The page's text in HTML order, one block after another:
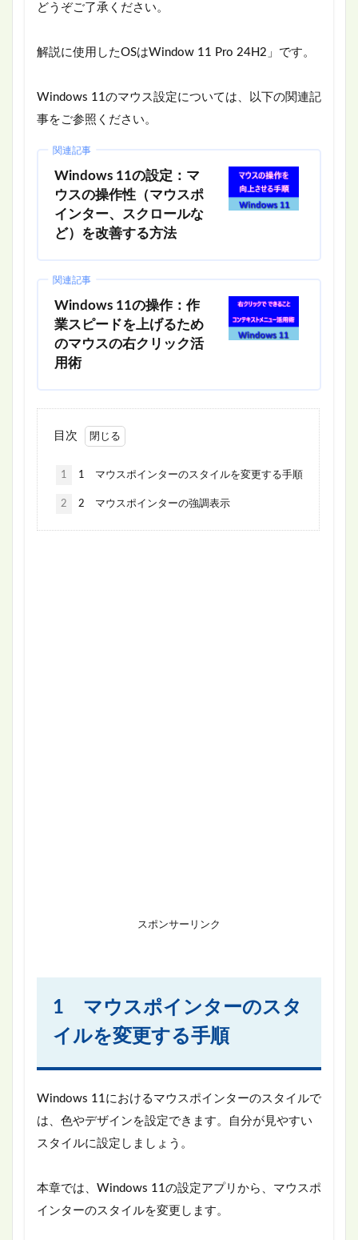
どうぞご了承ください。
解説に使用したOSはWindow 11 Pro 24H2」です。
Windows 11のマウス設定については、以下の関連記
事をご参照ください。
関連記事
Windows 11の設定：マ
ウスの操作性（マウスポ
インター、スクロールな
ど）を改善する方法
関連記事
Windows 11の操作：作
業スピードを上げるため
のマウスの右クリック活
用術
目次
1 1 マウスポインターのスタイルを変更する手順
2 2 マウスポインターの強調表示
スポンサーリンク
1 マウスポインターのスタ
イルを変更する手順
Windows 11におけるマウスポインターのスタイルで
は、色やデザインを設定できます。自分が見やすい
スタイルに設定しましょう。
本章では、Windows 11の設定アプリから、マウスポ
インターのスタイルを変更します。